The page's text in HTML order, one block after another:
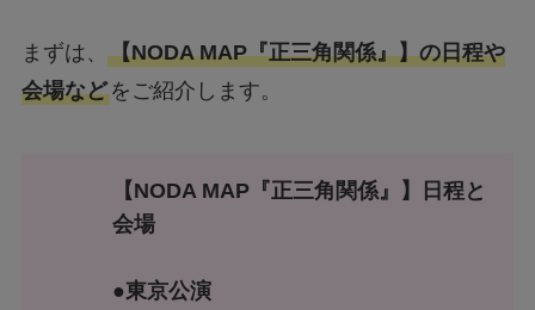
まずは、 【NODA MAP『正三角関係』】の日程や
会場などをご紹介します。
【NODA MAP『正三角関係』
】日程と
会場
●東京公演